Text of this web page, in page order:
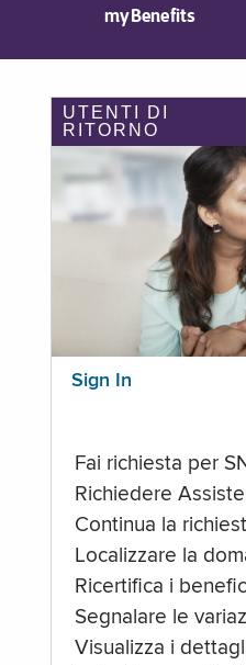
myBenefits
UTENTI DI
RITORNO
Sign In
Fai richiesta per
Richiedere
Continua la
Localizzare la
Ricertifica i
Segnalare le
Visualizza i